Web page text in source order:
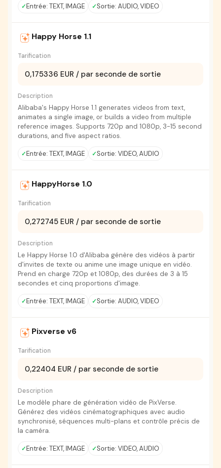
Entrée: TEXT, IMAGE Sortie: AUDIO, VIDEO
Happy Horse 1.1
Tarification
0,175336 EUR / par seconde de sortie
Description
Alibaba's Happy Horse 1.1 generates videos from text,
animates a single image, or builds a video from multiple
reference images. Supports 720p and 1080p, 3-15 second
durations, and five aspect ratios.
Entrée: TEXT, IMAGE Sortie: VIDEO, AUDIO
HappyHorse 1.0
Tarification
0,272745 EUR / par seconde de sortie
Description
Le Happy Horse 1.0 d'Alibaba génère des vidéos à partir
d'invites de texte ou anime une image unique en vidéo.
Prend en charge 720p et 1080p, des durées de 3 à 15
secondes et cinq proportions d'image.
Entrée: TEXT, IMAGE Sortie: AUDIO, VIDEO
Pixverse v6
Tarification
0,22404 EUR / par seconde de sortie
Description
Le modèle phare de génération vidéo de PixVerse.
Générez des vidéos cinématographiques avec audio
synchronisé, séquences multi-plans et contrôle précis de
la caméra.
Entrée: TEXT, IMAGE Sortie: VIDEO, AUDIO